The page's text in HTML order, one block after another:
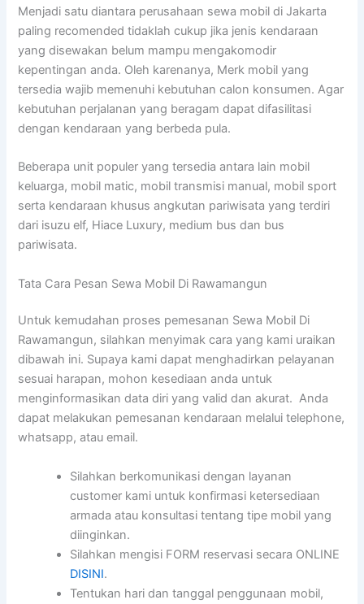
Menjadi satu diantara perusahaan sewa mobil di Jakarta
paling recomended tidaklah cukup jika jenis kendaraan
yang disewakan belum mampu mengakomodir
kepentingan anda. Oleh karenanya, Merk mobil yang
tersedia wajib memenuhi kebutuhan calon konsumen. Agar
kebutuhan perjalanan yang beragam dapat difasilitasi
dengan kendaraan yang berbeda pula.
Beberapa unit populer yang tersedia antara lain mobil
keluarga, mobil matic, mobil transmisi manual, mobil sport
serta kendaraan khusus angkutan pariwisata yang terdiri
dari isuzu elf, Hiace Luxury, medium bus dan bus
pariwisata.
Tata Cara Pesan Sewa Mobil Di Rawamangun
Untuk kemudahan proses pemesanan Sewa Mobil Di
Rawamangun, silahkan menyimak cara yang kami uraikan
dibawah ini. Supaya kami dapat menghadirkan pelayanan
sesuai harapan, mohon kesediaan anda untuk
menginformasikan data diri yang valid dan akurat. Anda
dapat melakukan pemesanan kendaraan melalui telephone,
whatsapp, atau email.
Silahkan berkomunikasi dengan layanan
customer kami untuk konfirmasi ketersediaan
armada atau konsultasi tentang tipe mobil yang
diinginkan.
Silahkan mengisi FORM reservasi secara ONLINE
DISINI.
Tentukan hari dan tanggal penggunaan mobil,